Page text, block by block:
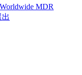
MDR
出